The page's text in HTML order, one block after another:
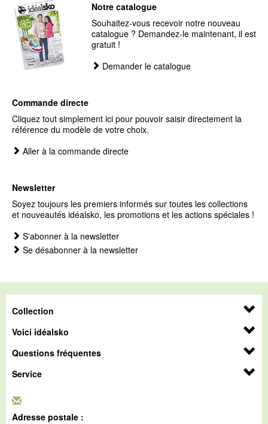
Notre catalogue
Souhaitez-vous recevoir notre nouveau
catalogue ? Demandez-le maintenant, il est
gratuit !
Demander le catalogue
Commande directe
Cliquez tout simplement ici pour pouvoir saisir directement la
référence du modèle de votre choix.
Aller à la commande directe
Newsletter
Soyez toujours les premiers informés sur toutes les collections
et nouveautés idéalsko, les promotions et les actions spéciales !
S'abonner à la newsletter
Se désabonner à la newsletter
Collection
Voici idéalsko
Questions fréquentes
Service
Adresse postale :